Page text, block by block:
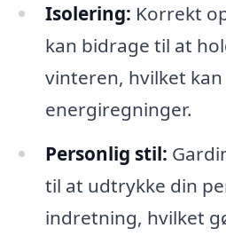
Isolering: Korrekt
kan bidrage til at
vinteren, hvilket
energiregninger.
Personlig stil:
til at udtrykke din
indretning, hvilket